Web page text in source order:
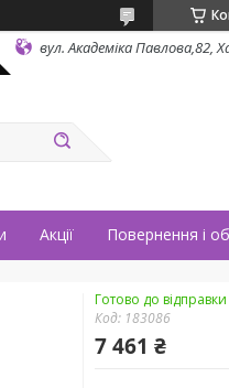
вул. Академіка Павлова,82,
Акції Повернення і
Готово до відправки
Код: 183086
7 461 ₴